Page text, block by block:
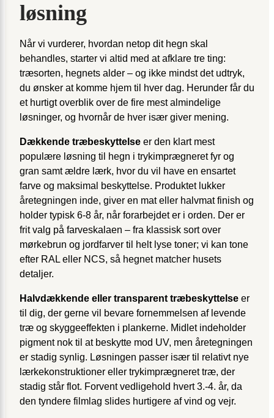
løsning
Når vi vurderer, hvordan netop dit hegn skal
behandles, starter vi altid med at afklare tre ting:
træsorten, hegnets alder – og ikke mindst det udtryk,
du ønsker at komme hjem til hver dag. Herunder får du
et hurtigt overblik over de fire mest almindelige
løsninger, og hvornår de hver især giver mening.
Dækkende træbeskyttelse er den klart mest
populære løsning til hegn i trykimprægneret fyr og
gran samt ældre lærk, hvor du vil have en ensartet
farve og maksimal beskyttelse. Produktet lukker
åretegningen inde, giver en mat eller halvmat finish og
holder typisk 6-8 år, når forarbejdet er i orden. Der er
frit valg på farveskalaen – fra klassisk sort over
mørkebrun og jordfarver til helt lyse toner; vi kan tone
efter RAL eller NCS, så hegnet matcher husets
detaljer.
Halvdækkende eller transparent træbeskyttelse er
til dig, der gerne vil bevare fornemmelsen af levende
træ og skyggeeffekten i plankerne. Midlet indeholder
pigment nok til at beskytte mod UV, men åretegningen
er stadig synlig. Løsningen passer især til relativt nye
lærkekonstruktioner eller trykimprægneret træ, der
stadig står flot. Forvent vedligehold hvert 3.-4. år, da
den tyndere filmlag slides hurtigere af vind og vejr.